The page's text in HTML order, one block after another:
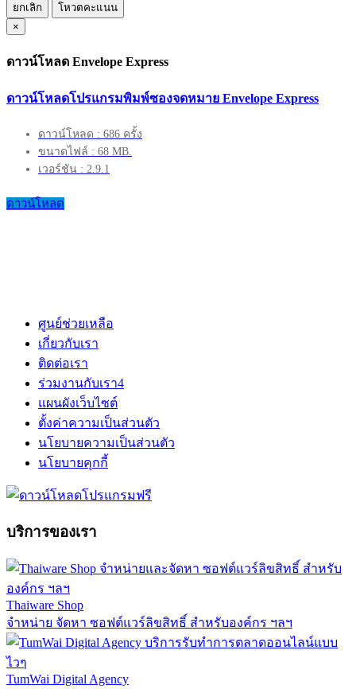
ยกเลิก
โหวตคะแนน
×
ดาวน์โหลด Envelope Express
ดาวน์โหลดโปรแกรมพิมพ์ซองจดหมาย Envelope Express
ดาวน์โหลด : 686 ครั้ง
ขนาดไฟล์ : 68 MB.
เวอร์ชัน : 2.9.1
ดาวน์โหลด
ศูนย์ช่วยเหลือ
เกี่ยวกับเรา
ติดต่อเรา
ร่วมงานกับเรา4
แผนผังเว็บไซต์
ตั้งค่าความเป็นส่วนตัว
นโยบายความเป็นส่วนตัว
นโยบายคุกกี้
บริการของเรา
Thaiware Shop
จำหน่าย จัดหา ซอฟต์แวร์ลิขสิทธิ์ สำหรับองค์กร ฯลฯ
TumWai Digital Agency